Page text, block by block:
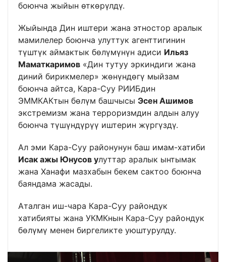
боюнча жыйын өткөрүлдү.
Жыйында Дин иштери жана этностор аралык
мамилелер боюнча улуттук агенттигинин
түштүк аймактык бөлүмүнүн адиси Ильяз
Маматкаримов «Дин тутуу эркиндиги жана
диний бирикмелер» жөнүндөгү мыйзам
боюнча айтса, Кара-Суу РИИБдин
ЭММКАКтын бөлүм башчысы Эсен Ашимов
экстремизм жана терроризмдин алдын алуу
боюнча түшүндүрүү иштерин жүргүздү.
Ал эми Кара-Суу районунун баш имам-хатиби
Исак ажы Юнусов улуттар аралык ынтымак
жана Ханафи мазхабын бекем сактоо боюнча
баяндама жасады.
Аталган иш-чара Кара-Суу райондук
хатибияты жана УКМКнын Кара-Суу райондук
бөлүмү менен биргеликте уюштурулду.